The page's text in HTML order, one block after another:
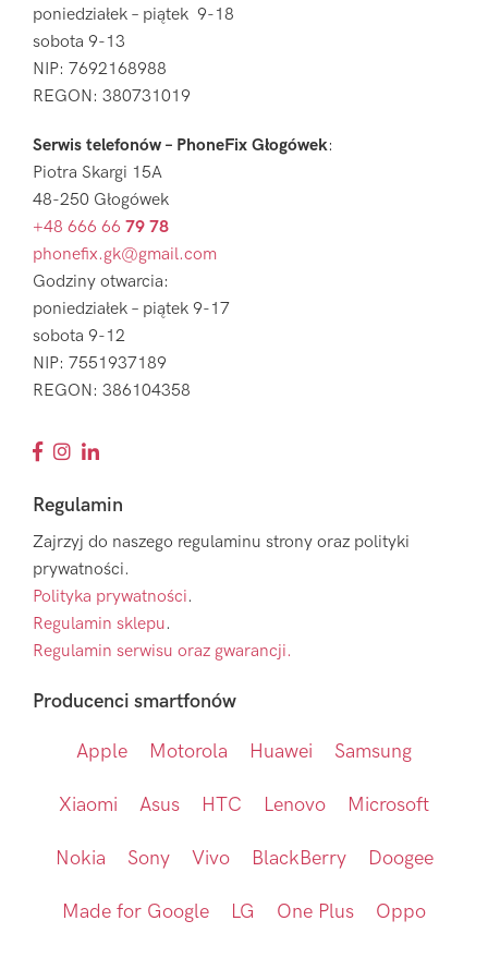
poniedziałek – piątek 9-18
sobota 9-13
NIP: 7692168988
REGON: 380731019
Serwis telefonów – PhoneFix Głogówek:
Piotra Skargi 15A
48-250 Głogówek
+48 666 66 79 78
phonefix.gk@gmail.com
Godziny otwarcia:
poniedziałek – piątek 9-17
sobota 9-12
NIP: 7551937189
REGON: 386104358
Regulamin
Zajrzyj do naszego regulaminu strony oraz polityki
prywatności.
Polityka prywatności.
Regulamin sklepu.
Regulamin serwisu oraz gwarancji.
Producenci smartfonów
Apple Motorola Huawei Samsung
Xiaomi Asus HTC Lenovo Microsoft
Nokia Sony Vivo BlackBerry Doogee
Made for Google LG One Plus Oppo